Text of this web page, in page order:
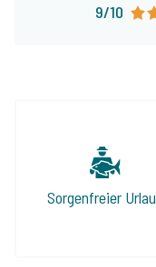
9/10
Sorgenfreier